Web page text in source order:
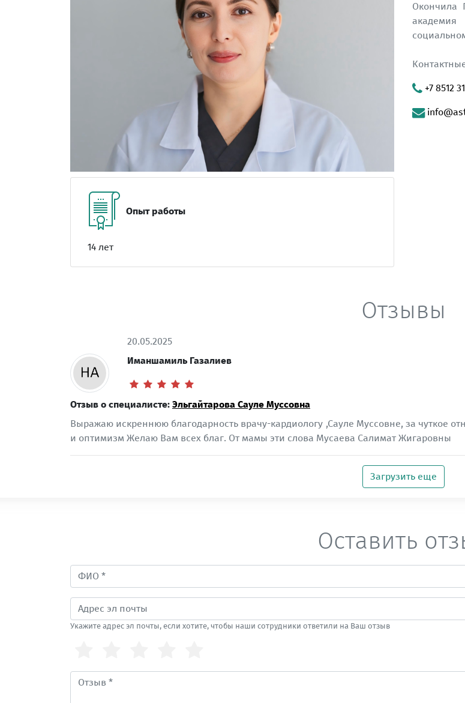
Окончила
+7 8512
Опыт работы
14 лет
Отзывы
20.05.2025
Иманшамиль Газалиев
Отзыв о специалисте: Эльгайтарова Сауле Муссовна
Выражаю искреннюю благодарность врачу-кардиологу ,Сауле Муссовне, за чуткое
и оптимизм Желаю Вам всех благ. От мамы эти слова Мусаева Салимат Жигаровны
Загрузить еще
Оставить
Укажите адрес эл почты, если хотите, чтобы наши сотрудники ответили на Ваш отзыв